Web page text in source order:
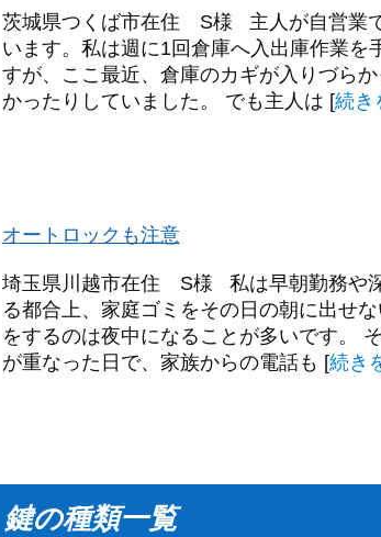
茨城県つくば市在住 S様 主人が自営業
います。私は週に1回倉庫へ入出庫作業を
すが、ここ最近、倉庫のカギが入りづらか
かったりしていました。 でも主人は [続き
オートロックも注意
埼玉県川越市在住 S様 私は早朝勤務や
る都合上、家庭ゴミをその日の朝に出せ
をするのは夜中になることが多いです。
が重なった日で、家族からの電話も [続き
鍵の種類一覧